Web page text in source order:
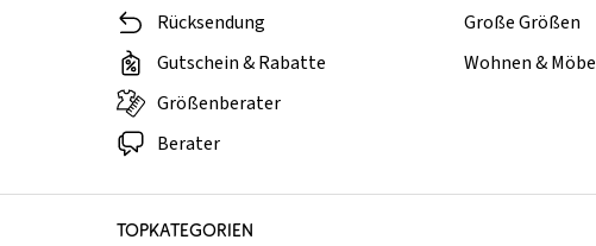
Rücksendung
Gutschein & Rabatte
Größenberater
Berater
Große Größen
Wohnen &
TOPKATEGORIEN